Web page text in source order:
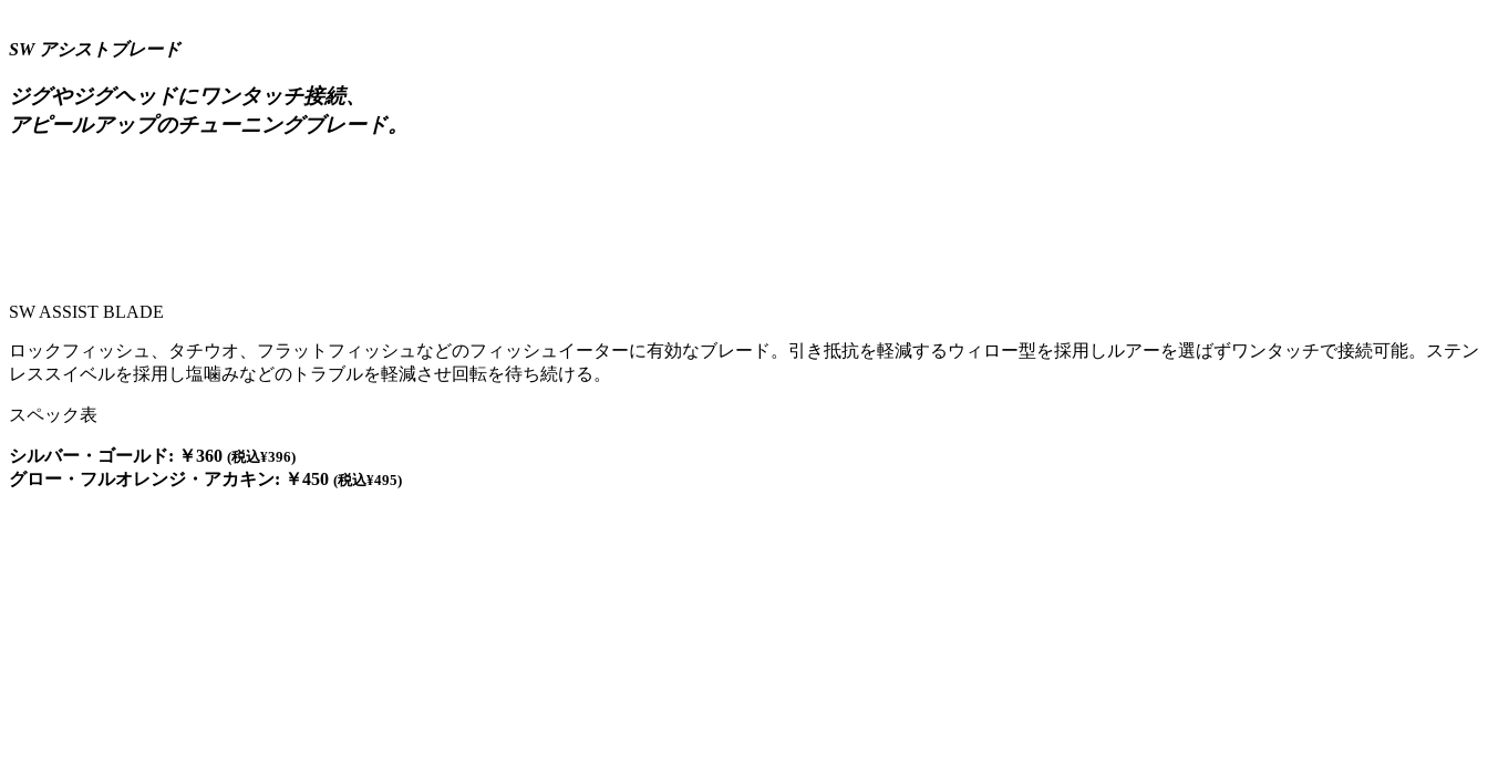
SW アシストブレード
ジグやジグヘッドにワンタッチ接続、
アピールアップのチューニングブレード。
SW ASSIST BLADE
ロックフィッシュ、タチウオ、フラットフィッシュなどのフィッシュイーターに有効なブレード。引き抵抗を軽減するウィロー型を採用しルアーを選ばずワンタッチで接続可能。ステン
レススイベルを採用し塩噛みなどのトラブルを軽減させ回転を待ち続ける。
スペック表
シルバー・ゴールド: ￥360 (税込¥396)
グロー・フルオレンジ・アカキン: ￥450 (税込¥495)